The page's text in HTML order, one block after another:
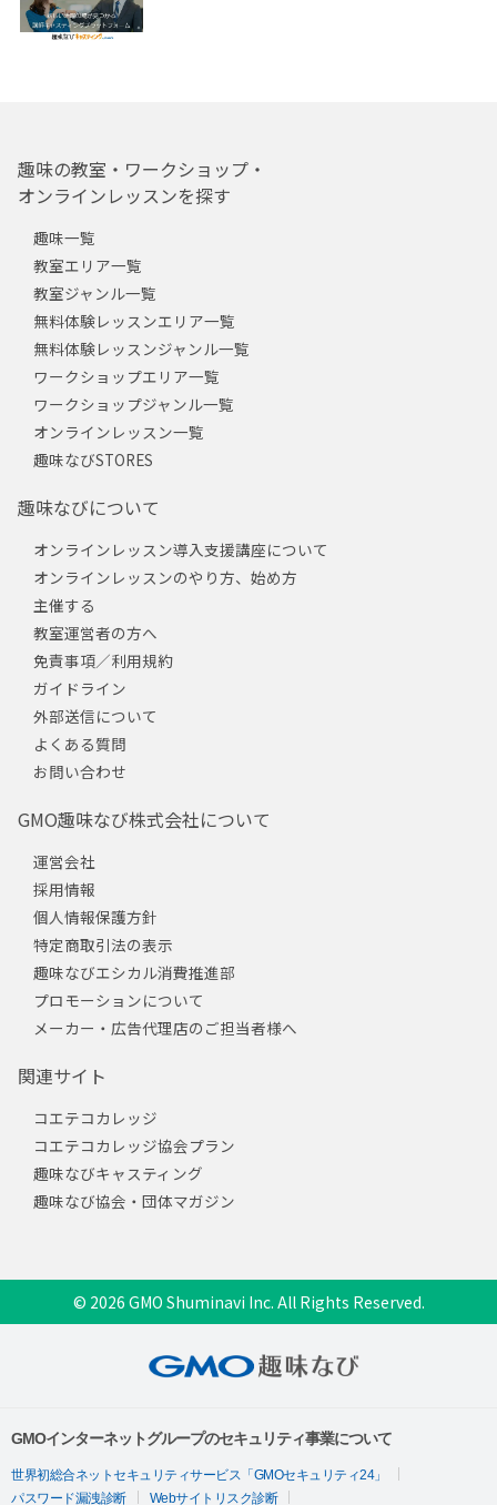
趣味の教室・ワークショップ・
オンラインレッスンを探す
趣味一覧
教室エリア一覧
教室ジャンル一覧
無料体験レッスンエリア一覧
無料体験レッスンジャンル一覧
ワークショップエリア一覧
ワークショップジャンル一覧
オンラインレッスン一覧
趣味なびSTORES
趣味なびについて
オンラインレッスン導入支援講座について
オンラインレッスンのやり方、始め方
主催する
教室運営者の方へ
免責事項／利用規約
ガイドライン
外部送信について
よくある質問
お問い合わせ
GMO趣味なび株式会社について
運営会社
採用情報
個人情報保護方針
特定商取引法の表示
趣味なびエシカル消費推進部
プロモーションについて
メーカー・広告代理店のご担当者様へ
関連サイト
コエテコカレッジ
コエテコカレッジ協会プラン
趣味なびキャスティング
趣味なび協会・団体マガジン
© 2026 GMO Shuminavi Inc. All Rights Reserved.